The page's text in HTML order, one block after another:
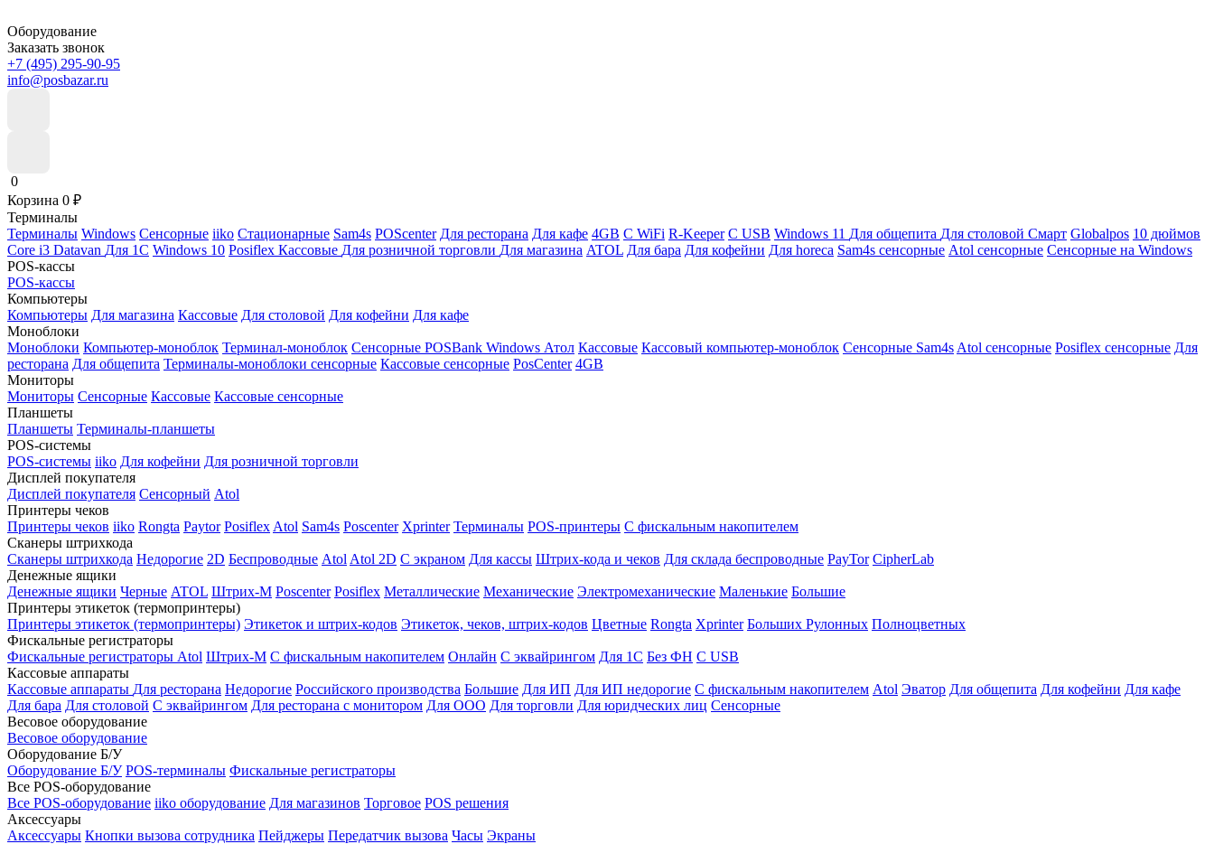
Оборудование
Заказать звонок
+7 (495) 295-90-95
info@posbazar.ru
0
Корзина 0 ₽
Терминалы
Терминалы Windows Сенсорные iiko Стационарные Sam4s POScenter Для ресторана Для кафе 4GB С WiFi R-Keeper С USB Windows 11 Для общепита Для столовой Смарт Globalpos 10 дюймов
Core i3 Datavan Для 1С Windows 10 Posiflex Кассовые Для розничной торговли Для магазина ATOL Для бара Для кофейни Для horeca Sam4s сенсорные Atol сенсорные Сенсорные на Windows
POS-кассы
POS-кассы
Компьютеры
Компьютеры Для магазина Кассовые Для столовой Для кофейни Для кафе
Моноблоки
Моноблоки Компьютер-моноблок Терминал-моноблок Сенсорные POSBank Windows Атол Кассовые Кассовый компьютер-моноблок Сенсорные Sam4s Atol сенсорные Posiflex сенсорные Для
ресторана Для общепита Терминалы-моноблоки сенсорные Кассовые сенсорные PosCenter 4GB
Мониторы
Мониторы Сенсорные Кассовые Кассовые сенсорные
Планшеты
Планшеты Терминалы-планшеты
POS-системы
POS-системы iiko Для кофейни Для розничной торговли
Дисплей покупателя
Дисплей покупателя Сенсорный Atol
Принтеры чеков
Принтеры чеков iiko Rongta Paytor Posiflex Atol Sam4s Poscenter Xprinter Терминалы POS-принтеры С фискальным накопителем
Сканеры штрихкода
Сканеры штрихкода Недорогие 2D Беспроводные Atol Atol 2D С экраном Для кассы Штрих-кода и чеков Для склада беспроводные PayTor CipherLab
Денежные ящики
Денежные ящики Черные ATOL Штрих-М Poscenter Posiflex Металлические Механические Электромеханические Маленькие Большие
Принтеры этикеток (термопринтеры)
Принтеры этикеток (термопринтеры) Этикеток и штрих-кодов Этикеток, чеков, штрих-кодов Цветные Rongta Xprinter Больших Рулонных Полноцветных
Фискальные регистраторы
Фискальные регистраторы Atol Штрих-М С фискальным накопителем Онлайн С эквайрингом Для 1С Без ФН С USB
Кассовые аппараты
Кассовые аппараты Для ресторана Недорогие Российского производства Большие Для ИП Для ИП недорогие С фискальным накопителем Atol Эватор Для общепита Для кофейни Для кафе
Для бара Для столовой С эквайрингом Для ресторана с монитором Для ООО Для торговли Для юридческих лиц Сенсорные
Весовое оборудование
Весовое оборудование
Оборудование Б/У
Оборудование Б/У POS-терминалы Фискальные регистраторы
Все POS-оборудование
Все POS-оборудование iiko оборудование Для магазинов Торговое POS решения
Аксессуары
Аксессуары Кнопки вызова сотрудника Пейджеры Передатчик вызова Часы Экраны